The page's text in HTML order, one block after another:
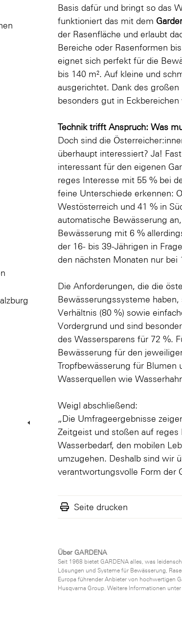
Basis dafür und bringt so das
funktioniert das mit dem
der Rasenfläche und erlaubt
Bereiche oder Rasenformen
eignet sich perfekt für die
bis 140 m². Auf kleine und
ausgerichtet. Dank des
besonders gut in
Technik trifft Anspruch: Was
Doch sind die
überhaupt interessiert? Ja!
interessant für den eigenen
reges Interesse mit 55 % bei
feine Unterschiede erkennen:
Westösterreich und 41 % in
automatische Bewässerung
Bewässerung mit 6 %
der 16- bis 39-Jährigen in
den nächsten Monaten nur bei
Die Anforderungen, die die
Bewässerungssysteme
Verhältnis (80 %) sowie
Vordergrund und sind
des Wassersparens für 72 %.
Bewässerung für den
Tropfbewässerung für Blumen
Wasserquellen wie
Weigl abschließend:
„Die Umfrageergebnisse
Zeitgeist und stoßen auf
Wasserbedarf, den mobilen
umzugehen. Deshalb sind wir
verantwortungsvolle Form der
Seite drucken
Über GARDENA
Seit 1968 bietet GARDENA alles, was
Lösungen und Systeme für Bewässerung,
Europa führender Anbieter von hochwertigen
Husqvarna Group. Weitere Informationen